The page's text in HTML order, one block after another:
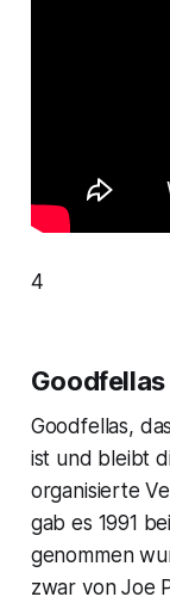
4
Goodfellas
Goodfellas,
ist und bleibt
organisierte
gab es 1991
genommen
zwar von Joe